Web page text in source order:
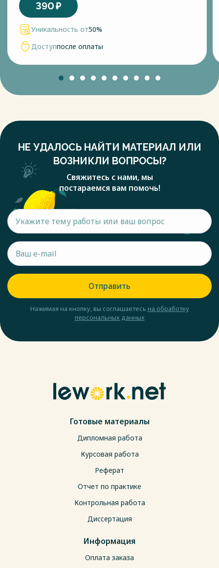
390₽
Уникальность от50%
Доступпосле оплаты
НЕ УДАЛОСЬ НАЙТИ МАТЕРИАЛ ИЛИ
ВОЗНИКЛИ ВОПРОСЫ?
Свяжитесь с нами, мы
постараемся вам помочь!
Отправить
Нажимая на кнопку, вы соглашаетесь на обработку
персональных данных
Готовые материалы
Дипломная работа
Курсовая работа
Реферат
Отчет по практике
Контрольная работа
Диссертация
Информация
Оплата заказа